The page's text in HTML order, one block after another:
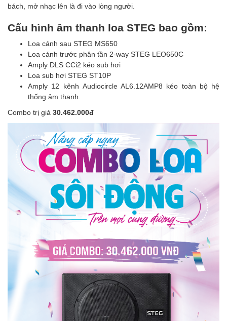
bách, mở nhạc lên là đi vào lòng người.
Cấu hình âm thanh loa STEG bao gồm:
Loa cánh sau STEG MS650
Loa cánh trước phân tần 2-way STEG LEO650C
Amply DLS CCi2 kéo sub hơi
Loa sub hơi STEG ST10P
Amply 12 kênh Audiocircle AL6.12AMP8 kéo toàn bộ hệ
thống âm thanh.
Combo trị giá 30.462.000đ